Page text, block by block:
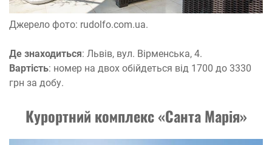
Джерело фото: rudolfo.com.ua.
Де знаходиться: Львів, вул. Вірменська, 4.
Вартість: номер на двох обійдеться від 1700 до 3330
грн за добу.
Курортний комплекс «Санта Марія»